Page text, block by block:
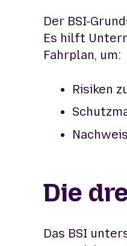
Der BSI-
Es hilft
Fahrplan, um:
Risiken
Die
Das BSI